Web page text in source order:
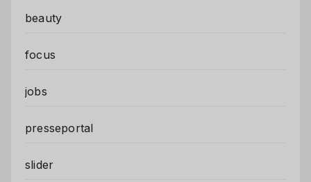
beauty
focus
jobs
presseportal
slider